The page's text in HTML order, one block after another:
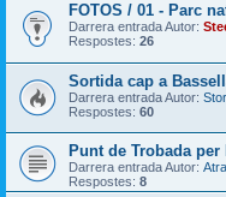
FOTOS / 01 - Parc
Darrera entrada Autor:
Respostes: 26
Sortida cap a
Darrera entrada Autor:
Respostes: 60
Punt de Trobada
Darrera entrada Autor:
Respostes: 8